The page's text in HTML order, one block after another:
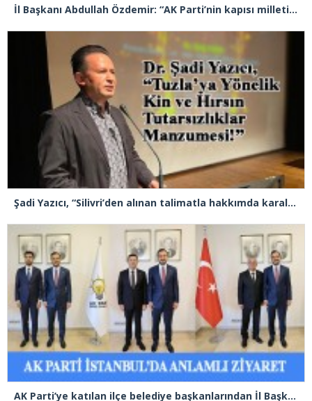
İl Başkanı Abdullah Özdemir: “AK Parti’nin kapısı milletine hizmet etmek isteyen herkese açıktır”
Şadi Yazıcı, “Silivri’den alınan talimatla hakkımda karalama kampanyası yürütülüyor”
AK Parti’ye katılan ilçe belediye başkanlarından İl Başkanı Özdemir’e ziyaret